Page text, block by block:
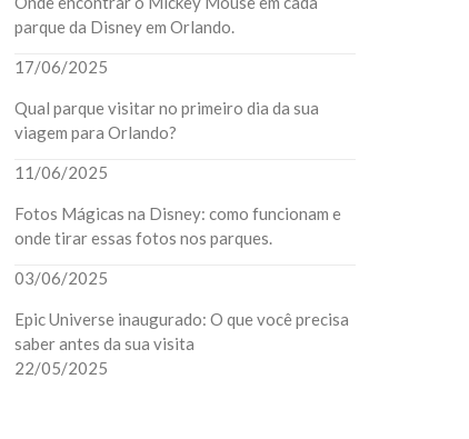
parque da Disney em Orlando.
17/06/2025
Qual parque visitar no primeiro dia da sua
viagem para Orlando?
11/06/2025
Fotos Mágicas na Disney: como funcionam e
onde tirar essas fotos nos parques.
03/06/2025
Epic Universe inaugurado: O que você precisa
saber antes da sua visita
22/05/2025